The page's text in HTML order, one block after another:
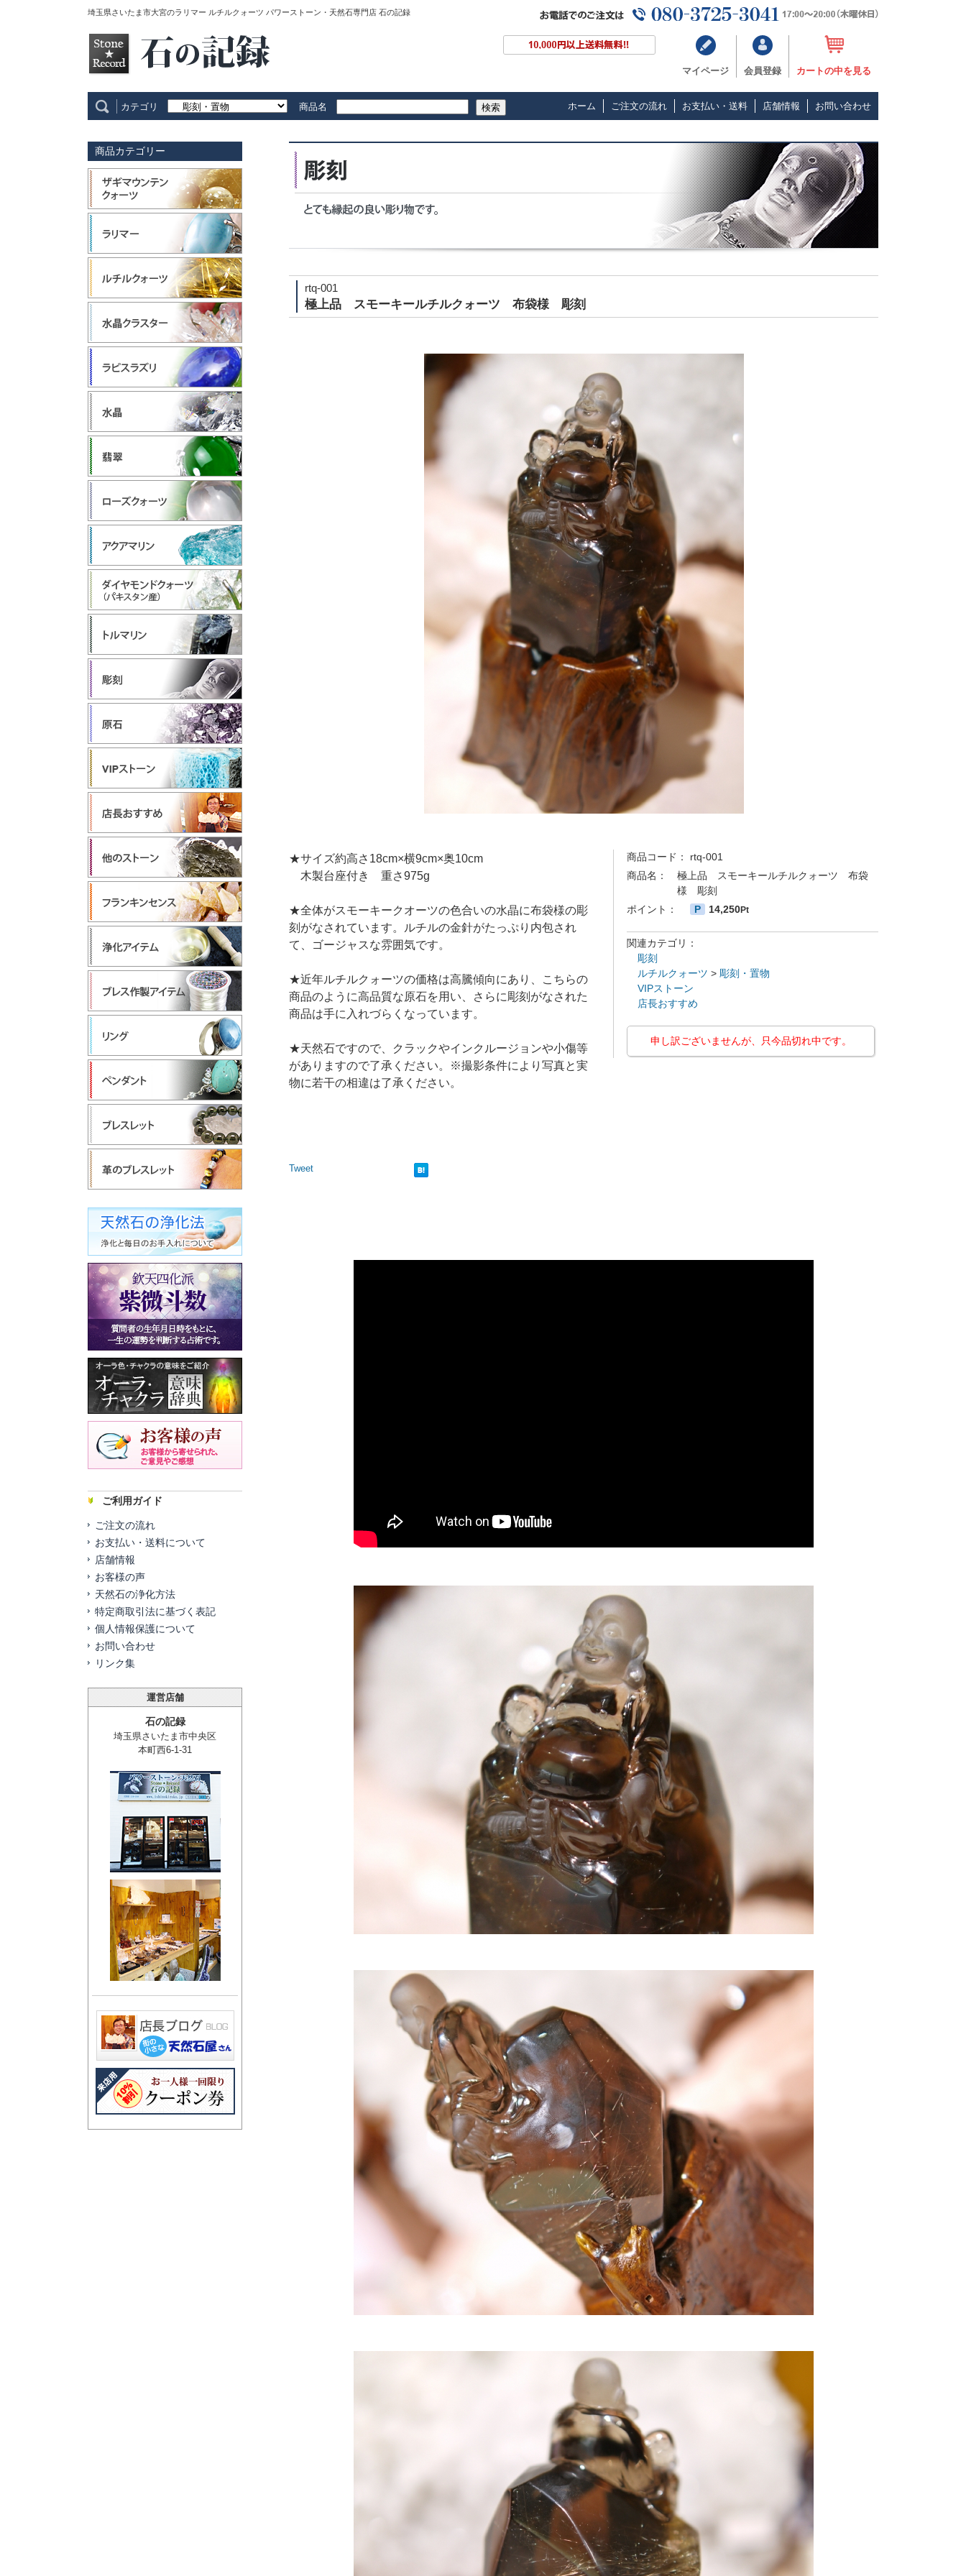
埼玉県さいたま市大宮のラリマー ルチルクォーツ パワーストーン・天然石専門店 石の記録
マイページ 会員登録 カートの中を見る
カテゴリ 商品名 検索 ホーム ご注文の流れ お支払い・送料 店舗情報 お問い合わせ
rtq-001
極上品 スモーキールチルクォーツ 布袋様 彫刻
商品コード：
rtq-001
商品名：
極上品 スモーキールチルクォーツ 布袋
様 彫刻
ポイント：
P 14,250Pt
関連カテゴリ：
彫刻
ルチルクォーツ > 彫刻・置物
VIPストーン
店長おすすめ
申し訳ございませんが、只今品切れ中です。
★サイズ約高さ18cm×横9cm×奥10cm
木製台座付き 重さ975g
★全体がスモーキークオーツの色合いの水晶に布袋様の彫
刻がなされています。ルチルの金針がたっぷり内包され
て、ゴージャスな雰囲気です。
★近年ルチルクォーツの価格は高騰傾向にあり、こちらの
商品のように高品質な原石を用い、さらに彫刻がなされた
商品は手に入れづらくなっています。
★天然石ですので、クラックやインクルージョンや小傷等
がありますので了承ください。※撮影条件により写真と実
物に若干の相違は了承ください。
Tweet
商品カテゴリー
ご利用ガイド
ご注文の流れ
お支払い・送料について
店舗情報
お客様の声
天然石の浄化方法
特定商取引法に基づく表記
個人情報保護について
お問い合わせ
リンク集
運営店舗
石の記録
埼玉県さいたま市中央区
本町西6-1-31